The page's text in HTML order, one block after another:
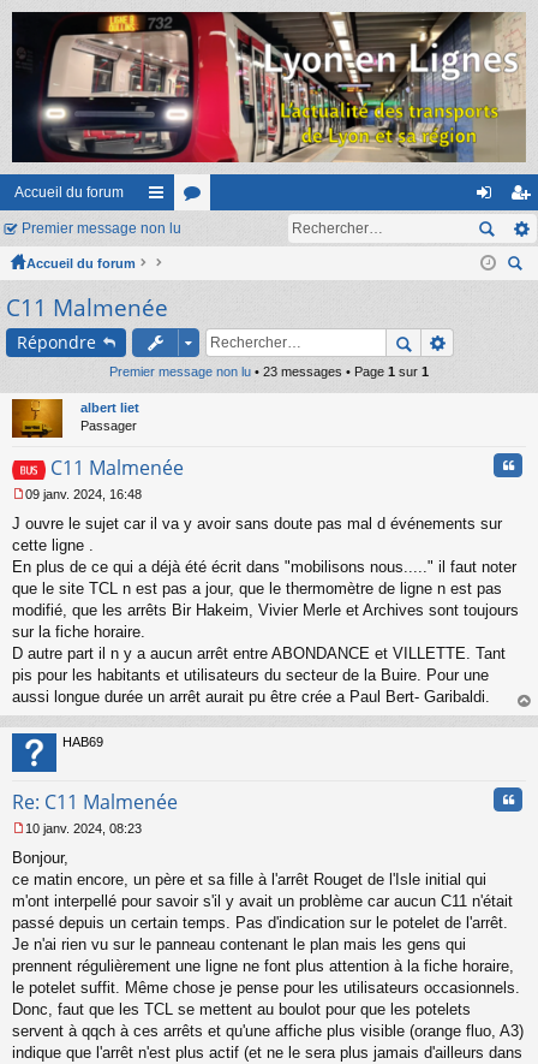
Accueil du forum
ac
co
ur
ci
s
on
ne
ns
cri
Premier message non lu
Accueil du forum
C11 Malmenée
Répondre
Premier message non lu • 23 messages • Page 1 sur 1
albert liet
Passager
C11 Malmenée
e
s
s
g
e
n
o
n
u
09 janv. 2024, 16:48
J ouvre le sujet car il va y avoir sans doute pas mal d événements sur
cette ligne .
En plus de ce qui a déjà été écrit dans "mobilisons nous....." il faut noter
que le site TCL n est pas a jour, que le thermomètre de ligne n est pas
modifié, que les arrêts Bir Hakeim, Vivier Merle et Archives sont toujours
sur la fiche horaire.
D autre part il n y a aucun arrêt entre ABONDANCE et VILLETTE. Tant
pis pour les habitants et utilisateurs du secteur de la Buire. Pour une
aussi longue durée un arrêt aurait pu être crée a Paul Bert- Garibaldi.
au
HAB69
Re: C11 Malmenée
e
s
s
g
e
n
o
n
u
10 janv. 2024, 08:23
Bonjour,
ce matin encore, un père et sa fille à l'arrêt Rouget de l'Isle initial qui
m'ont interpellé pour savoir s'il y avait un problème car aucun C11 n'était
passé depuis un certain temps. Pas d'indication sur le potelet de l'arrêt.
Je n'ai rien vu sur le panneau contenant le plan mais les gens qui
prennent régulièrement une ligne ne font plus attention à la fiche horaire,
le potelet suffit. Même chose je pense pour les utilisateurs occasionnels.
Donc, faut que les TCL se mettent au boulot pour que les potelets
servent à qqch à ces arrêts et qu'une affiche plus visible (orange fluo, A3)
indique que l'arrêt n'est plus actif (et ne le sera plus jamais d'ailleurs dans